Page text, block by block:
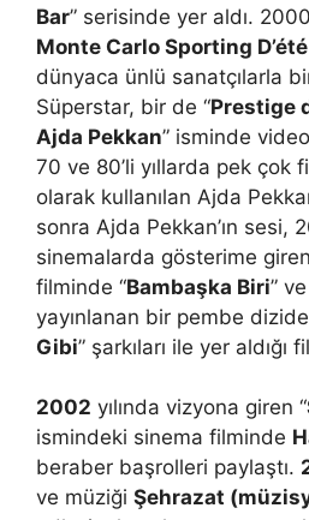
Bar” serisinde yer aldı. 2000
Monte Carlo Sporting D’été
dünyaca ünlü sanatçılarla
Süperstar, bir de “Prestige
Ajda Pekkan” isminde
70 ve 80’li yıllarda pek çok
olarak kullanılan Ajda
sonra Ajda Pekkan’ın sesi,
sinemalarda gösterime
filminde “Bambaşka Biri”
yayınlanan bir pembe
Gibi” şarkıları ile yer aldığı
2002 yılında vizyona giren “
ismindeki sinema filminde
beraber başrolleri paylaştı.
ve müziği Şehrazat